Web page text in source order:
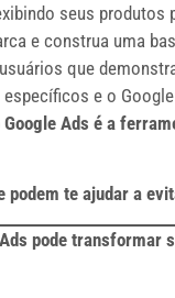
seus
e construa uma
que
e o
Ads é a
te ajudar a
pode